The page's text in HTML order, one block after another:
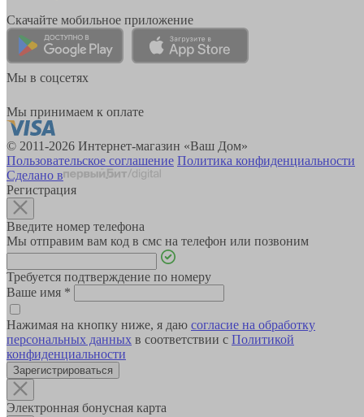
Скачайте мобильное приложение
Мы в соцсетях
Мы принимаем к оплате
© 2011-2026 Интернет-магазин «Ваш Дом»
Пользовательское соглашение Политика конфиденциальности
Сделано в
Регистрация
Введите номер телефона
Мы отправим вам код в смс на телефон или позвоним
Требуется подтверждение по номеру
Ваше имя *
Нажимая на кнопку ниже, я даю согласие на обработку
персональных данных в соответствии с Политикой
конфиденциальности
Зарегистрироваться
Электронная бонусная карта